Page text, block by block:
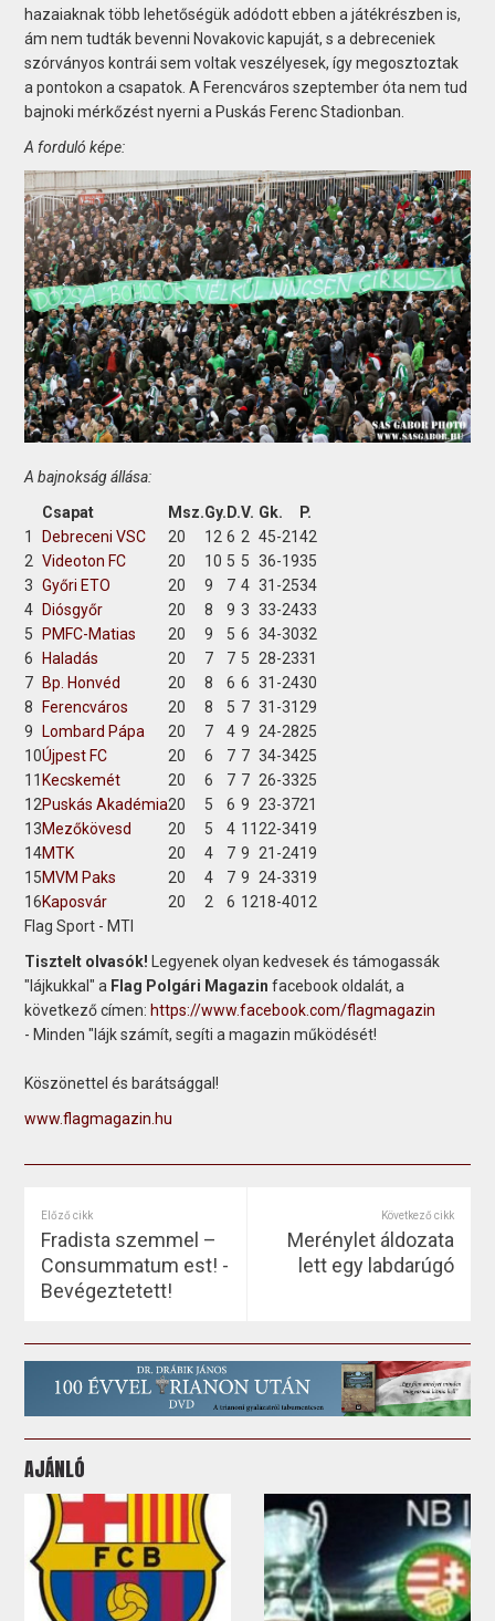
hazaiaknak több lehetőségük adódott ebben a játékrészben is,
ám nem tudták bevenni Novakovic kapuját, s a debreceniek
szórványos kontrái sem voltak veszélyesek, így megosztoztak
a pontokon a csapatok. A Ferencváros szeptember óta nem tud
bajnoki mérkőzést nyerni a Puskás Ferenc Stadionban.
A forduló képe:
A bajnokság állása:
Csapat
Msz.Gy. D.V. Gk.
P.
1
Debreceni VSC 20 12 6 2 45-2142
2 Videoton FC 20 10 5 5 36-1935
3 Győri ETO 20 9 7 4 31-2534
4
Diósgyőr 20 8 9 3 33-2433
5
PMFC-Matias 20 9 5 6 34-3032
6
Haladás 20 7 7 5 28-2331
7
Bp. Honvéd 20 8 6 6 31-2430
8
Ferencváros 20 8 5 7 31-31 29
9
Lombard Pápa 20 7 4 9 24-2825
10Újpest FC 20 6 7 7 34-3425
11 Kecskemét 20 6 7 7 26-3325
12Puskás Akadémia20 5 6 9 23-3721
13Mezőkövesd 20 5 4 11 22-3419
14MTK 20 4 7 9 21-2419
15MVM Paks 20 4 7 9 24-3319
16Kaposvár 20 2 6 1218-4012
Flag Sport - MTI
Tisztelt olvasók! Legyenek olyan kedvesek és támogassák
"lájkukkal" a Flag Polgári Magazin facebook oldalát, a
következő címen: https://www.facebook.com/flagmagazin
- Minden "lájk számít, segíti a magazin működését!
Köszönettel és barátsággal!
www.flagmagazin.hu
Előző cikk
Fradista szemmel –
Consummatum est! -
Bevégeztetett!
Következő cikk
Merénylet áldozata
lett egy labdarúgó
AJÁNLÓ